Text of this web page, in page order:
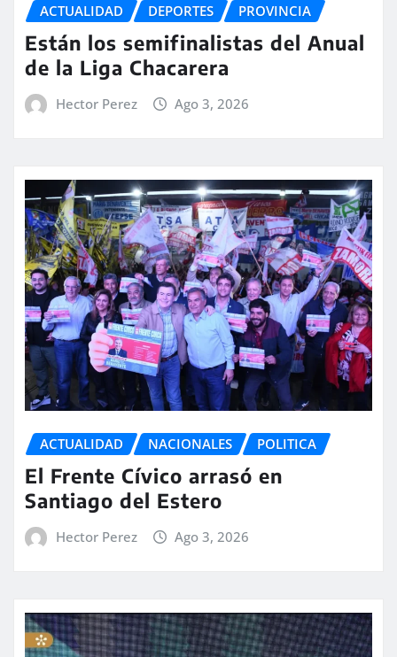
ACTUALIDAD DEPORTES PROVINCIA
Están los semifinalistas del Anual
de la Liga Chacarera
Hector Perez Ago 3, 2026
ACTUALIDAD NACIONALES POLITICA
El Frente Cívico arrasó en
Santiago del Estero
Hector Perez Ago 3, 2026